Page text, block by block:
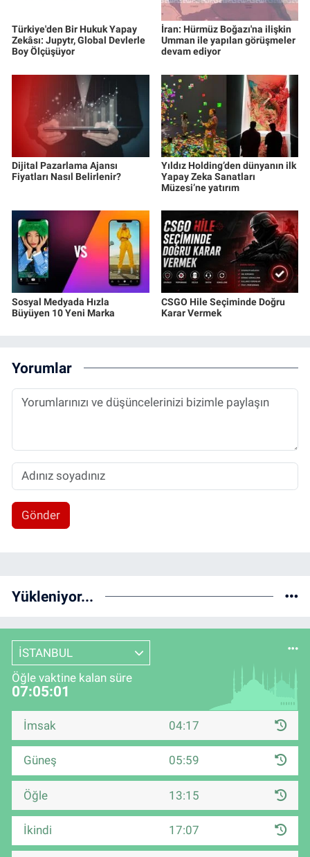
Türkiye'den Bir Hukuk Yapay
Zekâsı: Jupytr, Global Devlerle
Boy Ölçüşüyor
İran: Hürmüz Boğazı'na ilişkin
Umman ile yapılan görüşmeler
devam ediyor
Dijital Pazarlama Ajansı
Fiyatları Nasıl Belirlenir?
Yıldız Holding’den dünyanın ilk
Yapay Zeka Sanatları
Müzesi’ne yatırım
Sosyal Medyada Hızla
Büyüyen 10 Yeni Marka
CSGO Hile Seçiminde Doğru
Karar Vermek
Yorumlar
Gönder
Yükleniyor...
İSTANBUL
Öğle vaktine kalan süre
07:05:01
İmsak 04:17
Güneş 05:59
Öğle 13:15
İkindi 17:07